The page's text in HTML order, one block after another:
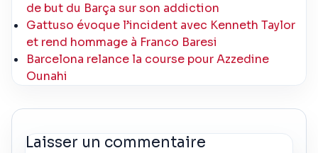
de but du Barça sur son addiction
Gattuso évoque l’incident avec Kenneth Taylor
et rend hommage à Franco Baresi
Barcelona relance la course pour Azzedine
Ounahi
Laisser un commentaire